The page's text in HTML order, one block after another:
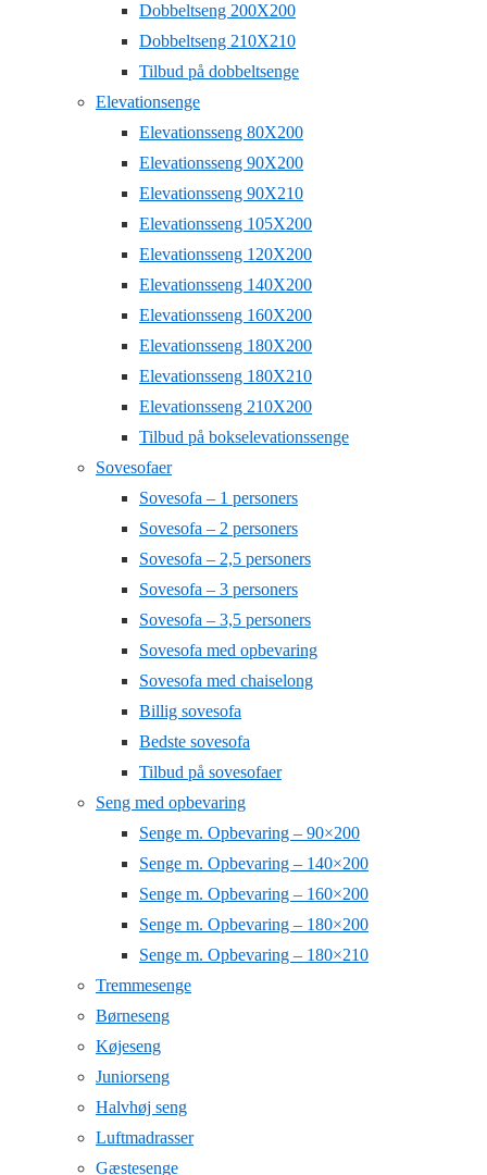
Dobbeltseng 200X200
Dobbeltseng 210X210
Tilbud på dobbeltsenge
Elevationsenge
Elevationsseng 80X200
Elevationsseng 90X200
Elevationsseng 90X210
Elevationsseng 105X200
Elevationsseng 120X200
Elevationsseng 140X200
Elevationsseng 160X200
Elevationsseng 180X200
Elevationsseng 180X210
Elevationsseng 210X200
Tilbud på bokselevationssenge
Sovesofaer
Sovesofa – 1 personers
Sovesofa – 2 personers
Sovesofa – 2,5 personers
Sovesofa – 3 personers
Sovesofa – 3,5 personers
Sovesofa med opbevaring
Sovesofa med chaiselong
Billig sovesofa
Bedste sovesofa
Tilbud på sovesofaer
Seng med opbevaring
Senge m. Opbevaring – 90×200
Senge m. Opbevaring – 140×200
Senge m. Opbevaring – 160×200
Senge m. Opbevaring – 180×200
Senge m. Opbevaring – 180×210
Tremmesenge
Børneseng
Køjeseng
Juniorseng
Halvhøj seng
Luftmadrasser
Gæstesenge